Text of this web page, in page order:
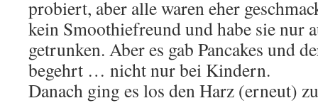
probiert, aber alle waren eher
kein Smoothiefreund und habe sie nur
getrunken. Aber es gab Pancakes und
begehrt … nicht nur bei Kindern.
Danach ging es los den Harz (erneut)